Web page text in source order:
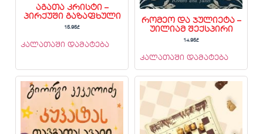
აგათა კრისტი –
პირქუში გაზაფხული
15.95₾
კალათაში დამატება
რომეო და ჯულიეტა –
უილიამ შექსპირი
14.95₾
კალათაში დამატება